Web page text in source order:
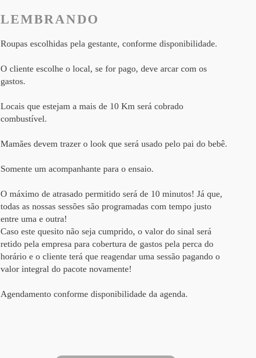
LEMBRANDO
Roupas escolhidas pela gestante, conforme disponibilidade.
O cliente escolhe o local, se for pago, deve arcar com os
gastos.
Locais que estejam a mais de 10 Km será cobrado
combustível.
​Mamães devem trazer o look que será usado pelo pai do bebê.
Somente um acompanhante para o ensaio.
O máximo de atrasado permitido será de 10 minutos! Já que,
todas as nossas sessões são programadas com tempo justo
entre uma e outra!
Caso este quesito não seja cumprido, o valor do sinal será
retido pela empresa para cobertura de gastos pela perca do
horário e o cliente terá que reagendar uma sessão pagando o
valor integral do pacote novamente!
Agendamento conforme disponibilidade da agenda.